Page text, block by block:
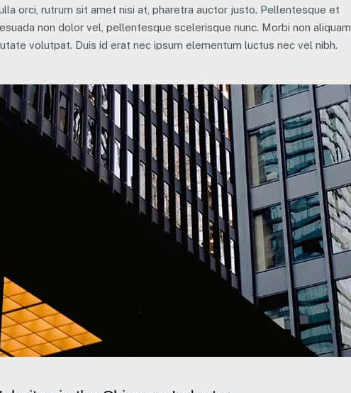
orci, rutrum sit amet nisi at, pharetra auctor justo. Pellentesque et
non dolor vel, pellentesque scelerisque nunc. Morbi non aliquam
volutpat. Duis id erat nec ipsum elementum luctus nec vel nibh.